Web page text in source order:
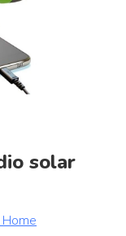
solar